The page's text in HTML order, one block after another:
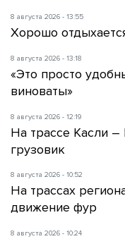
8 августа 2026 - 13:55
Хорошо
8 августа 2026 - 13:18
«Это просто
виноваты»
8 августа 2026 - 12:19
На трассе Касли
грузовик
8 августа 2026 - 10:52
На трассах
движение фур
8 августа 2026 - 10:24